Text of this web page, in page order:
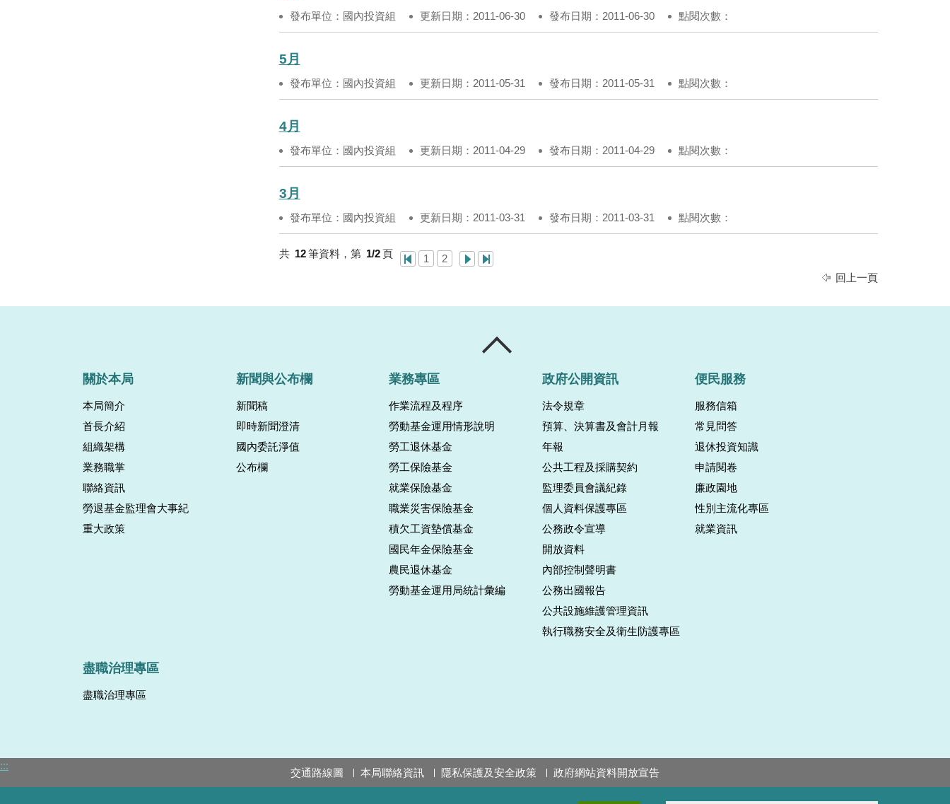
發布單位：國內投資組 更新日期：2011-06-30 發布日期：2011-06-30 點閱次數：
5月
發布單位：國內投資組 更新日期：2011-05-31 發布日期：2011-05-31 點閱次數：
4月
發布單位：國內投資組 更新日期：2011-04-29 發布日期：2011-04-29 點閱次數：
3月
發布單位：國內投資組 更新日期：2011-03-31 發布日期：2011-03-31 點閱次數：
共 12 筆資料，第 1/2 頁 1
2
回上一頁
關於本局
本局簡介
首長介紹
組織架構
業務職掌
聯絡資訊
勞退基金監理會大事紀
重大政策
新聞與公布欄
新聞稿
即時新聞澄清
國內委託淨值
公布欄
業務專區
作業流程及程序
勞動基金運用情形說明
勞工退休基金
勞工保險基金
就業保險基金
職業災害保險基金
積欠工資墊償基金
國民年金保險基金
農民退休基金
勞動基金運用局統計彙編
政府公開資訊
法令規章
預算、決算書及會計月報
年報
公共工程及採購契約
監理委員會議紀錄
個人資料保護專區
公務政令宣導
開放資料
內部控制聲明書
公務出國報告
公共設施維護管理資訊
執行職務安全及衛生防護專區
便民服務
服務信箱
常見問答
退休投資知識
申請閱卷
廉政園地
性別主流化專區
就業資訊
盡職治理專區
盡職治理專區
:::
交通路線圖 本局聯絡資訊 隱私保護及安全政策 政府網站資料開放宣告